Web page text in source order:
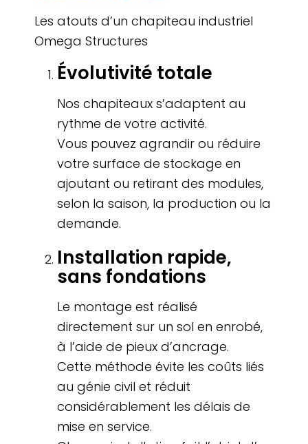
Les atouts d’un chapiteau industriel
Omega Structures
Évolutivité totale
Nos chapiteaux s’adaptent au
rythme de votre activité.
Vous pouvez agrandir ou réduire
votre surface de stockage en
ajoutant ou retirant des modules,
selon la saison, la production ou la
demande.
Installation rapide,
sans fondations
Le montage est réalisé
directement sur un sol en enrobé,
à l’aide de pieux d’ancrage.
Cette méthode évite les coûts liés
au génie civil et réduit
considérablement les délais de
mise en service.